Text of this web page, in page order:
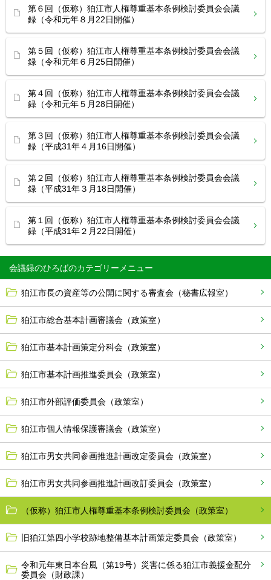
会議録のひろば
狛江市長の資産等の公開に関する審査会（秘書広報室）
狛江市総合基本計画審議会（政策室）
狛江市基本計画策定分科会（政策室）
狛江市基本計画推進委員会（政策室）
狛江市外部評価委員会（政策室）
狛江市個人情報保護審議会（政策室）
狛江市男女共同参画推進計画改定委員会（政策室）
狛江市男女共同参画推進計画改訂委員会（政策室）
（仮称）狛江市人権尊重基本条例検討委員会（政策室）
旧狛江第四小学校跡地整備基本計画策定委員会（政策室）
令和元年東日本台風（第19号）災害に係る狛江市義援金配分
委員会（財政課）
第６回（仮称）狛江市人権尊重基本条例検討委員会会議
録（令和元年８月22日開催）
第５回（仮称）狛江市人権尊重基本条例検討委員会会議
録（令和元年６月25日開催）
第４回（仮称）狛江市人権尊重基本条例検討委員会会議
録（令和元年５月28日開催）
第３回（仮称）狛江市人権尊重基本条例検討委員会会議
録（平成31年４月16日開催）
第２回（仮称）狛江市人権尊重基本条例検討委員会会議
録（平成31年３月18日開催）
第１回（仮称）狛江市人権尊重基本条例検討委員会会議
録（平成31年２月22日開催）